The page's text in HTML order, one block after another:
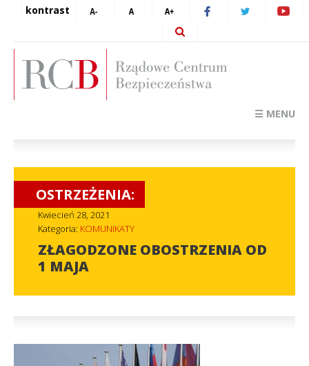
kontrast
☰ MENU
OSTRZEŻENIA:
Kwiecień 28, 2021
Kategoria: KOMUNIKATY
ZŁAGODZONE OBOSTRZENIA OD
1 MAJA